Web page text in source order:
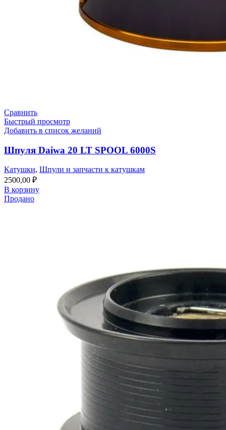
Сравнить
Быстрый просмотр
Добавить в список желаний
Шпуля Daiwa 20 LT SPOOL 6000S
Катушки, Шпули и запчасти к катушкам
2500,00 ₽
В корзину
Продано